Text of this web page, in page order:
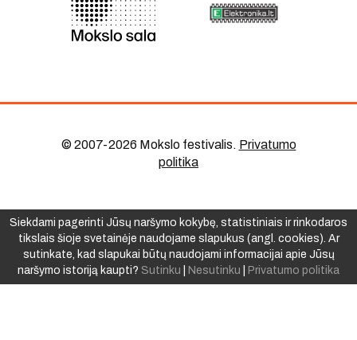
© 2007-2026 Mokslo festivalis. Privatumo
politika
Siekdami pagerinti Jūsų naršymo kokybę, statistiniais ir rinkodaros
tikslais šioje svetainėje naudojame slapukus (angl. cookies). Ar
sutinkate, kad slapukai būtų naudojami informacijai apie Jūsų
naršymo istoriją kaupti? Sutinku Nesutinku Privatumo politika